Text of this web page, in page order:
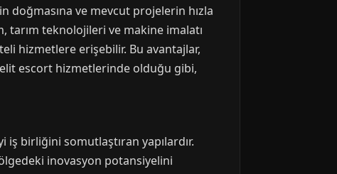
ve mevcut projelerin hızla
tarım teknolojileri ve makine imalatı
hizmetlere erişebilir. Bu avantajlar,
escort hizmetlerinde olduğu gibi,
birliğini somutlaştıran yapılardır.
inovasyon potansiyelini